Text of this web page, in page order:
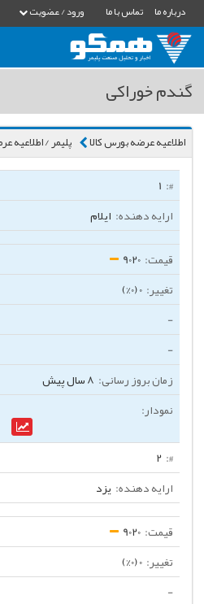
درباره ما تماس با ما ورود / عضویت
گندم خوراکی
اطلاعیه عرضه بورس کالا پلیمر / اطلاعیه
1
ایلام
9020
0 (0%)
-
-
8 سال پیش
2
یزد
9020
0 (0%)
-